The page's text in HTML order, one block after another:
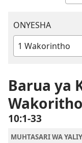
ONYESHA
Kitabu
Biblia
Barua ya
Wakoritho
10:1-33
MUHTASARI WA